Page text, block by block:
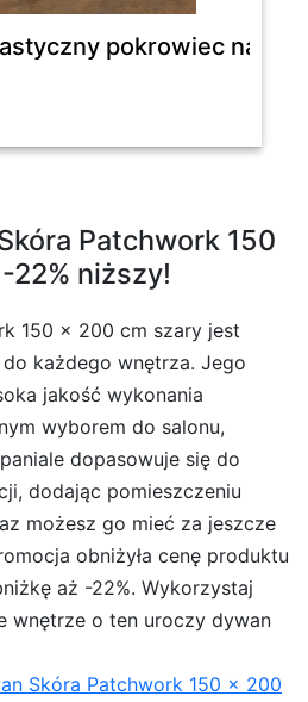
pokrowiec na
Patchwork 150
22% niższy!
150 x 200 cm szary jest
każdego wnętrza. Jego
jakość wykonania
wyborem do salonu,
dopasowuje się do
dodając pomieszczeniu
możesz go mieć za jeszcze
obniżyła cenę produktu
aż -22%. Wykorzystaj
wnętrze o ten uroczy dywan
Skóra Patchwork 150 x 200